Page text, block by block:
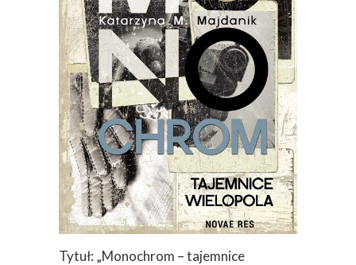
Tytuł: „Monochrom – tajemnice